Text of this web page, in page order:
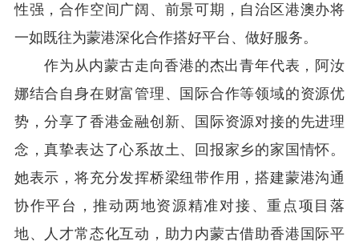
性强，合作空间广阔、前景可期 ，自治区港澳办将
一如既往为蒙港深化合作搭好平台、做好服务。
作为从内蒙古走向香港的杰出青年代表 ，阿汝
娜结合自身在财富管理、国际合作等领域的资源优
势，分享了香港金融创新、国际资源对接的先进理
念，真挚表达了心系故土、回报家乡的家国情怀。
她表示 ，将充分发挥桥梁纽带作用，搭建蒙港沟通
协作平台，推动两地资源精准对接、重点项目落
地、人才常态化互动，助力内蒙古借助香港国际平